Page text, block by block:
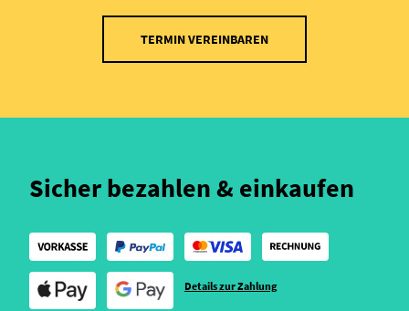
TERMIN VEREINBAREN
Sicher bezahlen & einkaufen
Details zur Zahlung